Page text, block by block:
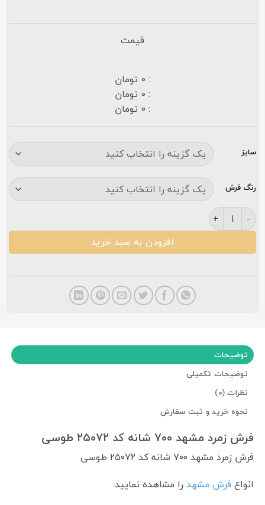
قیمت
: 0 تومان
: 0 تومان
: 0 تومان
سایز
رنگ فرش
فرش زمرد مشهد ۷۰۰ شانه کد ۲۵۰۷۲ طوسی عدد
افزودن به سبد خرید
توضیحات
توضیحات تکمیلی
نظرات (0)
نحوه خرید و ثبت سفارش
فرش زمرد مشهد ۷۰۰ شانه کد ۲۵۰۷۲ طوسی
فرش زمرد مشهد ۷۰۰ شانه کد ۲۵۰۷۲ طوسی
انواع فرش مشهدرا مشاهده نمایید.